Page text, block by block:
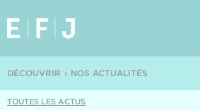
NOS ACTUALITÉS
DÉCOUVRIR
TOUTES LES ACTUS